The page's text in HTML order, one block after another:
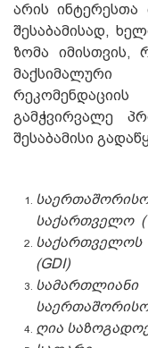
არის ინტერესთა
შესაბამისად,
ზომა იმისთვის,
გამჭვირვალე
შესაბამისი
საქართველო
(GDI)
სამართლიანი
ღია